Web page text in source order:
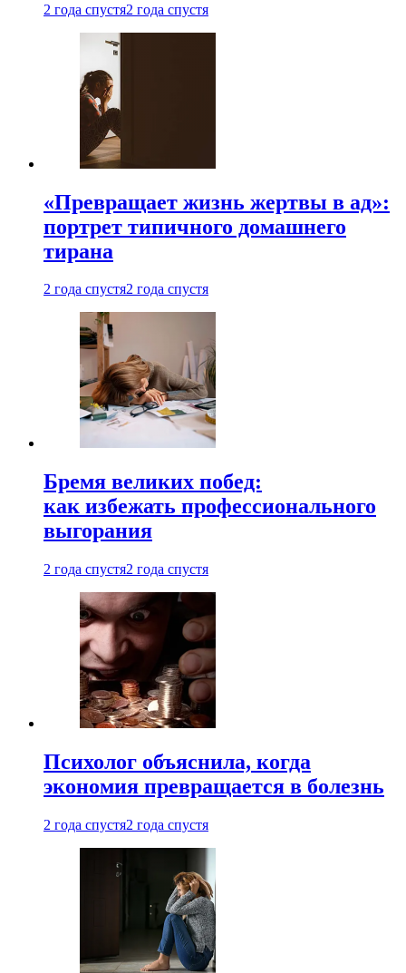
2 года спустя2 года спустя
«Превращает жизнь жертвы в ад»:
портрет типичного домашнего
тирана
2 года спустя2 года спустя
Бремя великих побед:
как избежать профессионального
выгорания
2 года спустя2 года спустя
Психолог объяснила, когда
экономия превращается в болезнь
2 года спустя2 года спустя